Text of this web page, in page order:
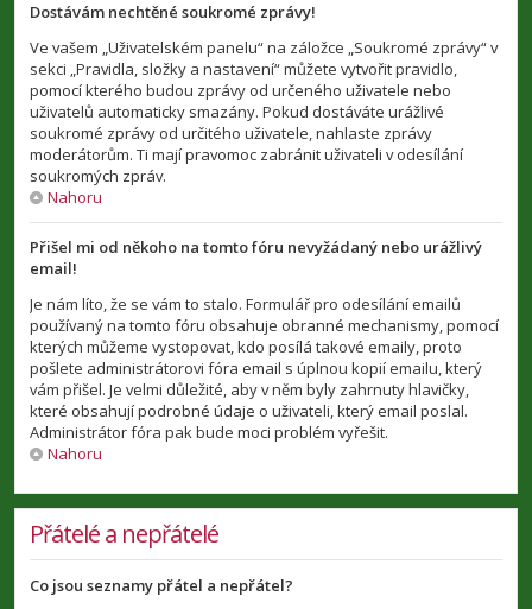
Dostávám nechtěné soukromé zprávy!
Ve vašem „Uživatelském panelu“ na záložce „Soukromé zprávy“ v
sekci „Pravidla, složky a nastavení“ můžete vytvořit pravidlo,
pomocí kterého budou zprávy od určeného uživatele nebo
uživatelů automaticky smazány. Pokud dostáváte urážlivé
soukromé zprávy od určitého uživatele, nahlaste zprávy
moderátorům. Ti mají pravomoc zabránit uživateli v odesílání
soukromých zpráv.
Nahoru
Přišel mi od někoho na tomto fóru nevyžádaný nebo urážlivý
email!
Je nám líto, že se vám to stalo. Formulář pro odesílání emailů
používaný na tomto fóru obsahuje obranné mechanismy, pomocí
kterých můžeme vystopovat, kdo posílá takové emaily, proto
pošlete administrátorovi fóra email s úplnou kopií emailu, který
vám přišel. Je velmi důležité, aby v něm byly zahrnuty hlavičky,
které obsahují podrobné údaje o uživateli, který email poslal.
Administrátor fóra pak bude moci problém vyřešit.
Nahoru
Přátelé a nepřátelé
Co jsou seznamy přátel a nepřátel?